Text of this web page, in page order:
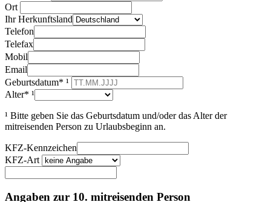
Ort
Ihr Herkunftsland
Telefon
Telefax
Mobil
Email
Geburtsdatum* ¹
Alter* ¹
¹ Bitte geben Sie das Geburtsdatum und/oder das Alter der
mitreisenden Person zu Urlaubsbeginn an.
KFZ-Kennzeichen
KFZ-Art
Angaben zur 10. mitreisenden Person